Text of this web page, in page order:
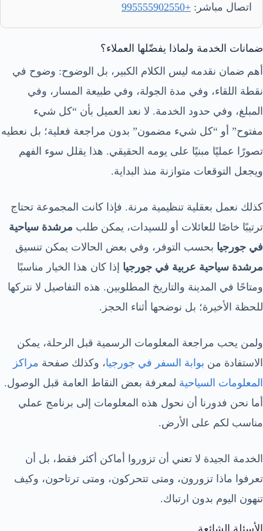
اتصال مباشر: +995555902550
ضمانات الخدمة ولماذا يفضّلها العملاء؟
أهم ضمان نقدمه ليس الكلام الكبير، بل الوضوح: وضوح في
نقطة اللقاء، وفي مدة الجولة، وفي طبيعة المسار، وفي
المبلغ، وفي حدود الخدمة. لا نعد العميل بأن “كل شيء
مفتوح” أو “كل شيء مضمون” بدون مراجعة فعلية؛ بل نعطيه
تصورًا عمليًا مبنيًا على يومه الحقيقي. هذا يقلل سوء الفهم
ويجعل التوقعات متوازنة منذ البداية.
كذلك نعمل بعقلية تنظيمية مرنة. فإذا كانت المجموعة تحتاج
ترتيبًا خاصًا للعائلات أو للسيدات، يمكن طلب مرشدة سياحية
في جورجيا بحسب التوفر، وفي بعض الحالات يمكن تنسيق
مرشدة سياحية عربية في جورجيا إذا كان هذا الخيار مناسبًا
ومتاحًا في المدينة والتاريخ المطلوبين. هذه التفاصيل لا نتركها
للحظة الأخيرة؛ بل نوضحها أثناء الحجز.
ولمن يحب مراجعة المعلومات الرسمية قبل الرحلة، يمكن
الاستفادة من بوابة السفر في جورجيا، وكذلك صفحة مراكز
المعلومات السياحية لمعرفة بعض النقاط العامة قبل الوصول.
أما نحن فدورنا أن نحول هذه المعلومات إلى برنامج عملي
مناسب لكم على الأرض.
الخدمة الجيدة لا تعني أن تزوروا أماكن أكثر فقط، بل أن
تعرفوا ماذا تزورون، ومتى تتحركون، ومتى ترتاحون، وكيف
تنهون اليوم بدون ارتباك.
الأسئلة الشائعة